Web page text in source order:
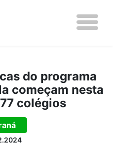
do programa
começam nesta
colégios